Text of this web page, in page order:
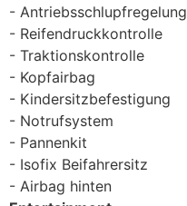
Antriebsschlupfregelung
Reifendruckkontrolle
Traktionskontrolle
Kopfairbag
Kindersitzbefestigung
Notrufsystem
Pannenkit
Isofix Beifahrersitz
Airbag hinten